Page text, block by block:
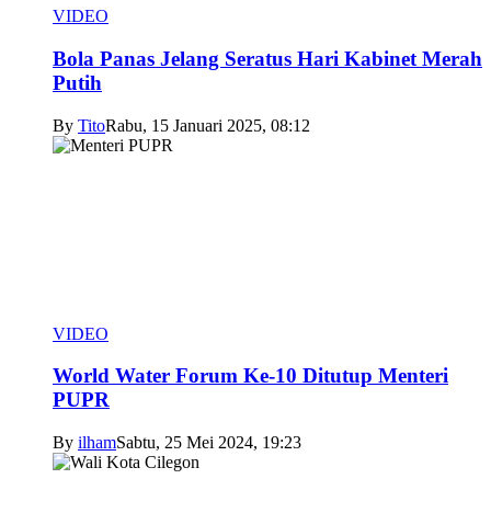
VIDEO
Bola Panas Jelang Seratus Hari Kabinet Merah
Putih
By TitoRabu, 15 Januari 2025, 08:12
VIDEO
World Water Forum Ke-10 Ditutup Menteri
PUPR
By ilhamSabtu, 25 Mei 2024, 19:23